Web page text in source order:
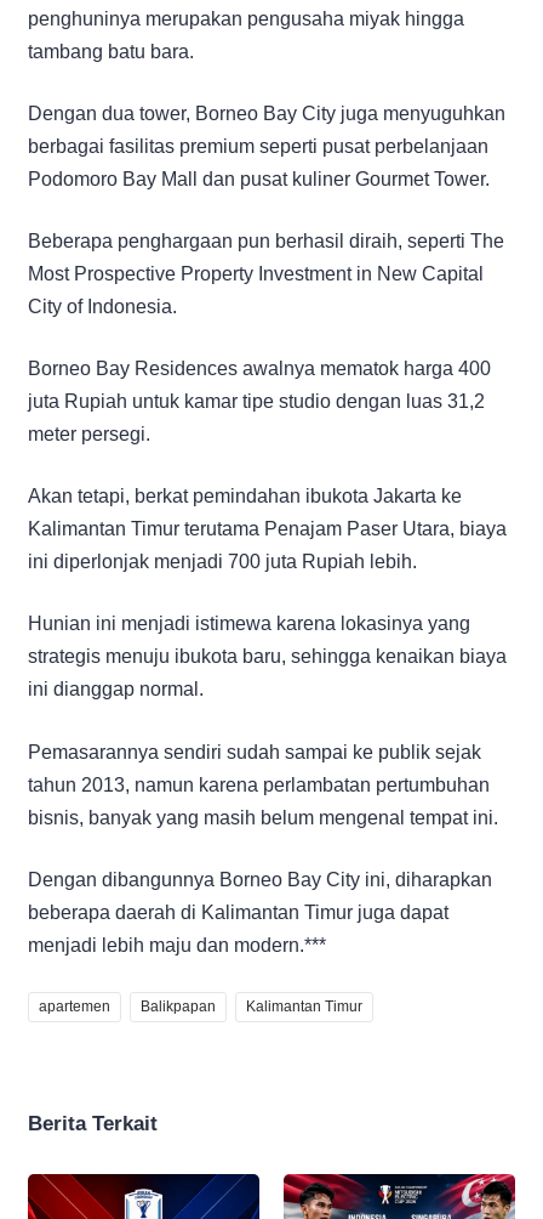
penghuninya merupakan pengusaha miyak hingga
tambang batu bara.
Dengan dua tower, Borneo Bay City juga menyuguhkan
berbagai fasilitas premium seperti pusat perbelanjaan
Podomoro Bay Mall dan pusat kuliner Gourmet Tower.
Beberapa penghargaan pun berhasil diraih, seperti The
Most Prospective Property Investment in New Capital
City of Indonesia.
Borneo Bay Residences awalnya mematok harga 400
juta Rupiah untuk kamar tipe studio dengan luas 31,2
meter persegi.
Akan tetapi, berkat pemindahan ibukota Jakarta ke
Kalimantan Timur terutama Penajam Paser Utara, biaya
ini diperlonjak menjadi 700 juta Rupiah lebih.
Hunian ini menjadi istimewa karena lokasinya yang
strategis menuju ibukota baru, sehingga kenaikan biaya
ini dianggap normal.
Pemasarannya sendiri sudah sampai ke publik sejak
tahun 2013, namun karena perlambatan pertumbuhan
bisnis, banyak yang masih belum mengenal tempat ini.
Dengan dibangunnya Borneo Bay City ini, diharapkan
beberapa daerah di Kalimantan Timur juga dapat
menjadi lebih maju dan modern.***
apartemen Balikpapan Kalimantan Timur
Berita Terkait